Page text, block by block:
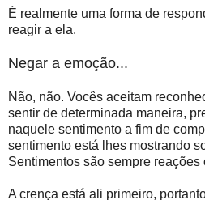
É realmente uma forma de
reagir a ela.
Negar a emoção...
Não, não. Vocês aceitam
sentir de determinada maneira,
naquele sentimento a fim de
sentimento está lhes mostrando
Sentimentos são sempre reações
A crença está ali primeiro,